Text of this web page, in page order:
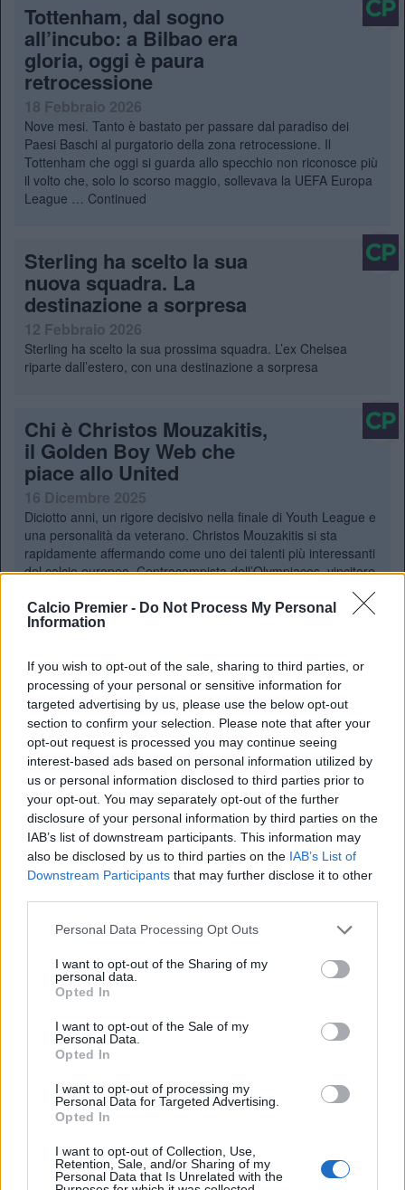
Calcio Premier - Do Not Process My Personal
Information
If you wish to opt-out of the sale, sharing to third parties, or
processing of your personal or sensitive information for
targeted advertising by us, please use the below opt-out
section to confirm your selection. Please note that after your
opt-out request is processed you may continue seeing
interest-based ads based on personal information utilized by
us or personal information disclosed to third parties prior to
your opt-out. You may separately opt-out of the further
disclosure of your personal information by third parties on the
IAB’s list of downstream participants. This information may
also be disclosed by us to third parties on the IAB’s List of
Downstream Participants that may further disclose it to other
Personal Data Processing Opt Outs
I want to opt-out of the Sharing of my
personal data.
Opted In
I want to opt-out of the Sale of my
Personal Data.
Opted In
I want to opt-out of processing my
Personal Data for Targeted Advertising.
Opted In
I want to opt-out of Collection, Use,
Retention, Sale, and/or Sharing of my
Personal Data that Is Unrelated with the
Tottenham, dal sogno
all’incubo: a Bilbao era
gloria, oggi è paura
retrocessione
18 Febbraio 2026
Nove mesi. Tanto è bastato per passare dal paradiso dei
Paesi Baschi al purgatorio della zona retrocessione. Il
Tottenham che oggi si guarda allo specchio non riconosce più
il volto che, solo lo scorso maggio, sollevava la UEFA Europa
League … Continued
Sterling ha scelto la sua
nuova squadra. La
destinazione a sorpresa
Sterling ha scelto la sua prossima squadra. L’ex Chelsea
riparte dall’estero, con una destinazione a sorpresa
Chi è Christos Mouzakitis,
il Golden Boy Web che
piace allo United
16 Dicembre 2025
Diciotto anni, un rigore decisivo nella finale di Youth League e
una personalità da veterano. Christos Mouzakitis si sta
rapidamente affermando come uno dei talenti più interessanti
del calcio europeo. Centrocampista dell’Olympiacos, vincitore
da Tuttosport che celebra il …Continued
Kayode a CP: “Al
Brentford mi hanno
gestito bene. Le rimesse?
Un talento naturale”
11 Novembre 2025
Michael Kayode in esclusiva ci ha parlato del mondo inglese.
La sua avventura al Brentford procede alla grande
L’Odissea di Kalvin
Phillips: dalla nascita del
figlio al ritorno in campo
col City dopo 21 mesi
Dopo 21 mesi di assenza (645 giorni), Kalvin Phillips è tornato
a vestire la maglia del Manchester City nella vittoria di ieri
contro l’Huddersfield Town in Carabao Cup. Il centrocampista
inglese ha giocato sette minuti subentrando dalla panchina,
suggellando il suo …
LIVE – Il mercato in
Premier League non
dorme mai, gli
aggiornamenti